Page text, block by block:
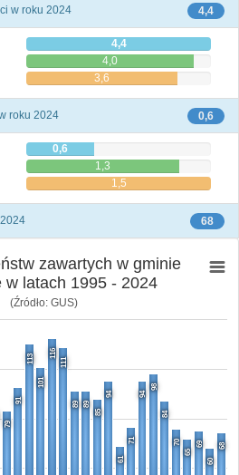
4,4
w roku 2024
4,4
4,0
3,6
0,6
roku 2024
0,6
1,3
1,5
68
zawartych w gminie
w latach 1995 - 2024
(Źródło: GUS)
79
91
113
101
116
111
89 89
85
94
61
71
94
98
84
70
65
69
60
68